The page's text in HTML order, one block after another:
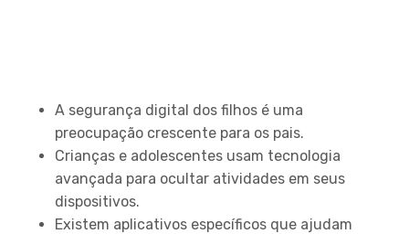
A segurança digital dos filhos é uma
preocupação crescente para os pais.
Crianças e adolescentes usam tecnologia
avançada para ocultar atividades em seus
dispositivos.
Existem aplicativos específicos que ajudam